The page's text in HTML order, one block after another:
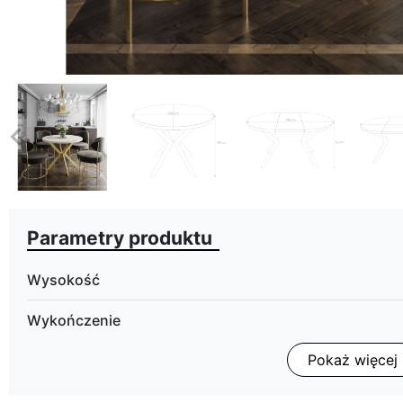
Poprzedni
Parametry produktu
Wysokość
Wykończenie
Pokaż więcej